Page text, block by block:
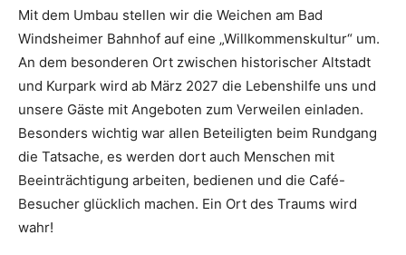
Mit dem Umbau stellen wir die Weichen am Bad
Windsheimer Bahnhof auf eine „Willkommenskultur“ um.
An dem besonderen Ort zwischen historischer Altstadt
und Kurpark wird ab März 2027 die Lebenshilfe uns und
unsere Gäste mit Angeboten zum Verweilen einladen.
Besonders wichtig war allen Beteiligten beim Rundgang
die Tatsache, es werden dort auch Menschen mit
Beeinträchtigung arbeiten, bedienen und die Café-
Besucher glücklich machen. Ein Ort des Traums wird
wahr!